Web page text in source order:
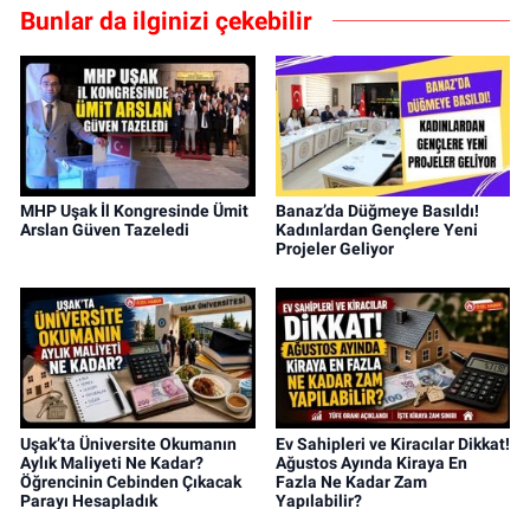
Bunlar da ilginizi çekebilir
MHP Uşak İl Kongresinde Ümit
Arslan Güven Tazeledi
Banaz’da Düğmeye Basıldı!
Kadınlardan Gençlere Yeni
Projeler Geliyor
Uşak’ta Üniversite Okumanın
Aylık Maliyeti Ne Kadar?
Öğrencinin Cebinden Çıkacak
Parayı Hesapladık
Ev Sahipleri ve Kiracılar Dikkat!
Ağustos Ayında Kiraya En
Fazla Ne Kadar Zam
Yapılabilir?